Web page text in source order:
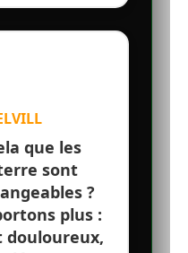
que les
sont
?
plus :